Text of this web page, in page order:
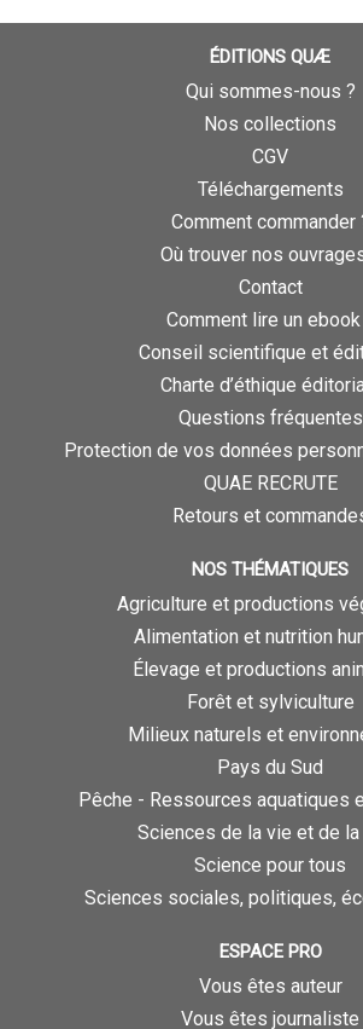
ÉDITIONS QUÆ
Qui sommes-nous ?
Nos collections
CGV
Téléchargements
Comment commander
Où trouver nos
Contact
Comment lire un ebook
Conseil scientifique et
Charte d’éthique
Questions fréquentes
Protection de vos données
QUAE RECRUTE
Retours et
NOS THÉMATIQUES
Agriculture et productions
Alimentation et nutrition
Élevage et productions
Forêt et sylviculture
Milieux naturels et
Pays du Sud
Pêche - Ressources aquatiques
Sciences de la vie et de la
Science pour tous
Sciences sociales, politiques,
ESPACE PRO
Vous êtes auteur
Vous êtes journaliste